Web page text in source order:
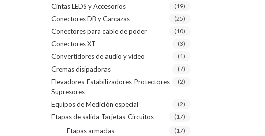
Cintas LEDS y Accesorios (19)
Conectores DB y Carcazas (25)
Conectores para cable de poder (10)
Conectores XT (3)
Convertidores de audio y video (1)
Cremas disipadoras (7)
Elevadores-Estabilizadores-Protectores-
Supresores
(2)
Equipos de Medición especial (2)
Etapas de salida-Tarjetas-Circuitos (17)
Etapas armadas (17)